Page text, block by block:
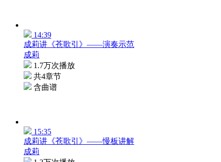
14:39
成莉讲《苍歌引》——演奏示范
成莉
1.7万次播放
共4章节
含曲谱
15:35
成莉讲《苍歌引》——慢板讲解
成莉